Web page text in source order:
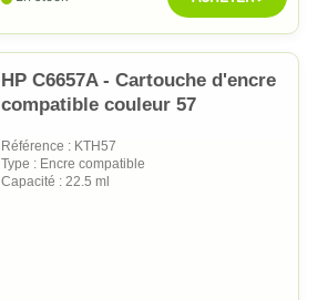
HP C6657A - Cartouche d'encre
compatible couleur 57
Référence : KTH57
Type : Encre compatible
Capacité : 22.5 ml